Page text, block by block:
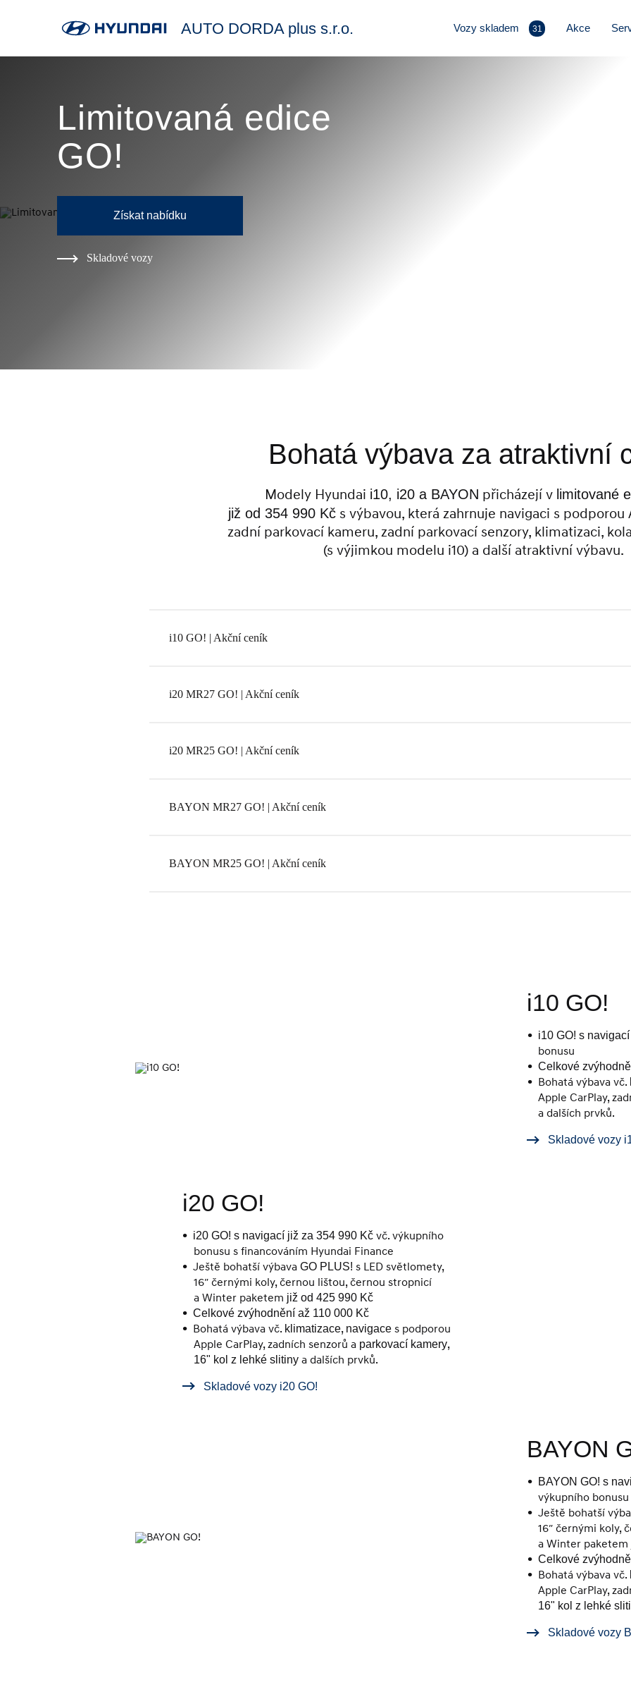
AUTO DORDA plus s.r.o. Vozy skladem 31 Akce
Limitovaná edice
GO!
Získat nabídku
Skladové vozy
Bohatá výbava za atraktivní
Modely Hyundai i10, i20 a BAYON přicházejí v limitované
již od 354 990 Kč s výbavou, která zahrnuje navigaci s podporou
zadní parkovací kameru, zadní parkovací senzory, klimatizaci,
(s výjimkou modelu i10) a další atraktivní výbavu.
i10 GO! | Akční ceník
i20 MR27 GO! | Akční ceník
i20 MR25 GO! | Akční ceník
BAYON MR27 GO! | Akční ceník
BAYON MR25 GO! | Akční ceník
i10 GO!
i10 GO! s
bonusu
Celkové
Bohatá výbava vč.
Apple CarPlay,
a dalších prvků.
Skladové vozy
i20 GO!
i20 GO! s navigací již za 354 990 Kč vč. výkupního
bonusu s financováním Hyundai Finance
Ještě bohatší výbavaGO PLUS! s LED světlomety,
16″ černými koly, černou lištou, černou stropnicí
a Winter paketem již od 425 990 Kč
Celkové zvýhodnění až 110 000 Kč
Bohatá výbava vč. klimatizace, navigace s podporou
Apple CarPlay, zadních senzorů a parkovací kamery,
16" kol z lehké slitinya dalších prvků.
Skladové vozy i20 GO!
BAYON
BAYON GO! s
výkupního
Ještě bohatší
16″ černými koly,
a Winter paketem
Celkové
Bohatá výbava vč.
Apple CarPlay,
16" kol z lehké
Skladové vozy